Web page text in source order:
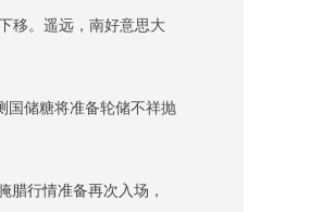
移。遥远，南好意思大
国储糖将准备轮储不祥抛
腊行情准备再次入场，